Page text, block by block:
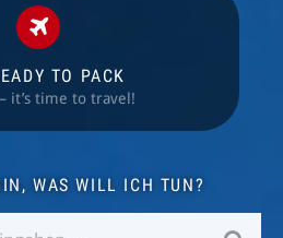
TO PACK
– it’s time to travel!
WAS WILL ICH TUN?